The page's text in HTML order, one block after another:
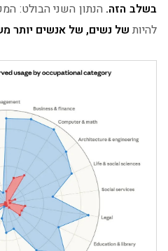
בשלב הזה. הנתון השני הבולט:
להיות של נשים, של אנשים יותר